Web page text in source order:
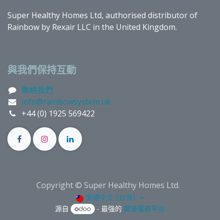
Super Healthy Homes Ltd, authorised distributor of
Rainbow by Rexair LLC in the United Kingdom.
與我們保持互動
聯絡我們
info@rainbowsystem.uk
+44 (0) 1925 569422
Copyright © Super Healthy Homes Ltd.
繁體中文 (台灣)
源自 - 最強的 開源電商平台